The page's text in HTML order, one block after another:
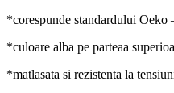
*corespunde standardului Oeko
*culoare alba pe parteaa
*matlasata si rezistenta la